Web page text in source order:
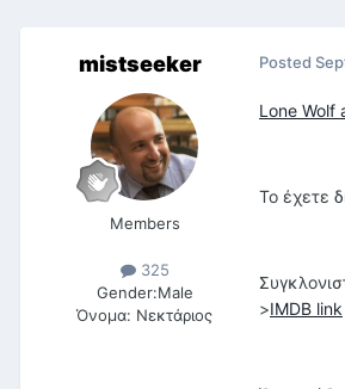
mistseeker
Members
325
Gender:Male
Όνομα: Νεκτάριος
Posted
Lone Wolf
Το έχετε
>IMDB link